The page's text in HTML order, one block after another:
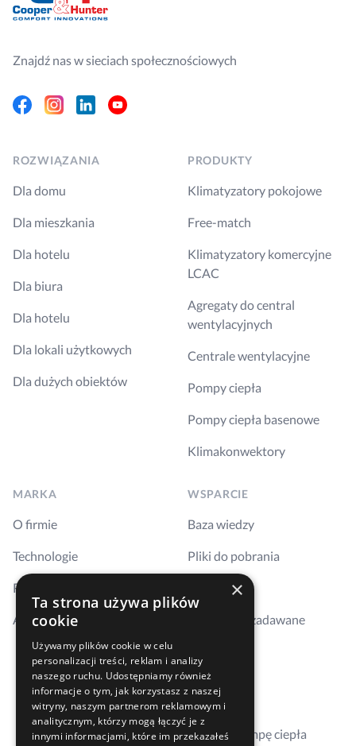
Znajdź nas w sieciach społecznościowych
FacebookInstagramLinkedinYoutube
ROZWIĄZANIA
Dla domu
Dla mieszkania
Dla hotelu
Dla biura
Dla hotelu
Dla lokali użytkowych
Dla dużych obiektów
PRODUKTY
Klimatyzatory pokojowe
Free-match
Klimatyzatory komercyjne
LCAC
Agregaty do central
wentylacyjnych
Centrale wentylacyjne
Pompy ciepła
Pompy ciepła basenowe
Klimakonwektory
MARKA
O firmie
Technologie
Realizacje
Aktualności
WSPARCIE
Baza wiedzy
Pliki do pobrania
Szkolenia
Najczęściej zadawane
Kontakt
Gdzie kupić
Dobierz pompę ciepła
×
Ta strona używa plików
cookie
Używamy plików cookie w celu
personalizacji treści, reklam i analizy
naszego ruchu. Udostępniamy również
informacje o tym, jak korzystasz z naszej
witryny, naszym partnerom reklamowym i
analitycznym, którzy mogą łączyć je z
innymi informacjami, które im przekazałeś